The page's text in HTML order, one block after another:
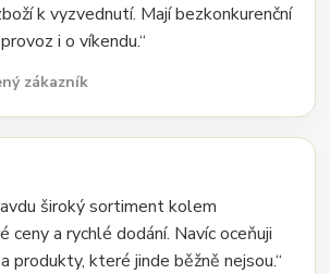
k vyzvednutí. Mají bezkonkurenční
i o víkendu.“
zákazník
široký sortiment kolem
ceny a rychlé dodání. Navíc oceňuji
produkty, které jinde běžně nejsou.“